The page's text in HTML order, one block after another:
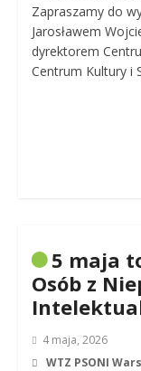
Zapraszamy do
Jarosławem
dyrektorem
Centrum Kultury i
5 maja
Osób z
4 maja, 2026
WTZ PSONI